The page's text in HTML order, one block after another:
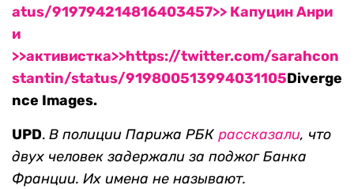
atus/919794214816403457>> Капуцин Анри
и
>>активистка>>https://twitter.com/sarahcon
stantin/status/919800513994031105Diverge
nce Images.
UPD. В полиции Парижа РБК рассказали, что
двух человек задержали за поджог Банка
Франции. Их имена не называют.